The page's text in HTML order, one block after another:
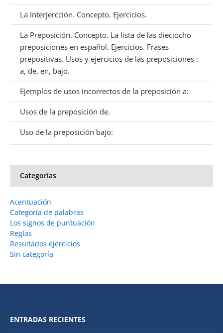
La Interjercción. Concepto. Ejercicios.
La Preposición. Concepto. La lista de las dieciocho
preposiciones en español. Ejercicios. Frases
prepositivas. Usos y ejercicios de las preposiciones :
a, de, en, bajo.
Ejemplos de usos incorrectos de la preposición a:
Usos de la preposición de.
Uso de la preposición bajo:
Categorías
Acentuación
Categoría de palabras
Los signos de puntuación
Reglas
Resultados ejercicios
Sin categoría
ENTRADAS RECIENTES